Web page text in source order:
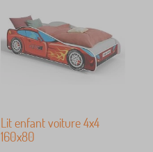
Lit enfant voiture 4x4
160x80